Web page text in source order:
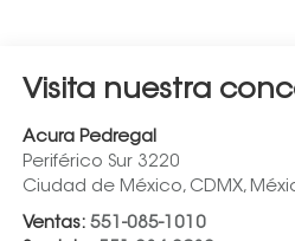
Visita nuestra
Acura Pedregal
Periférico Sur 3220
Ciudad de México, CDMX,
Ventas: 551-085-1010